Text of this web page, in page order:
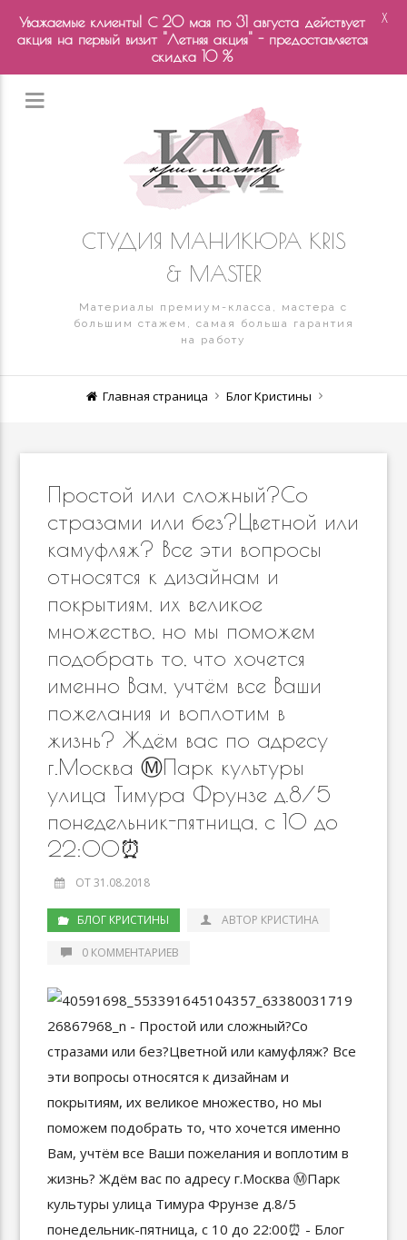
СТУДИЯ МАНИКЮРА KRIS
& MASTER
Материалы премиум-класса, мастера с
большим стажем, самая больша гарантия
на работу
Главная страница Блог Кристины
Простой или сложный?Со
стразами или без?Цветной или
камуфляж? Все эти вопросы
относятся к дизайнам и
покрытиям, их великое
множество, но мы поможем
подобрать то, что хочется
именно Вам, учтём все Ваши
пожелания и воплотим в
жизнь? Ждём вас по адресу
г.Москва Ⓜ️Парк культуры
улица Тимура Фрунзе д.8/5
понедельник-пятница, с 10 до
22:00⏰
ОТ 31.08.2018
БЛОГ КРИСТИНЫ АВТОР КРИСТИНА
0 КОММЕНТАРИЕВ
Уважаемые клиенты! С 20 мая по 31 августа действует
акция на первый визит "Летняя акция" - предоставляется
скидка 10 %
X